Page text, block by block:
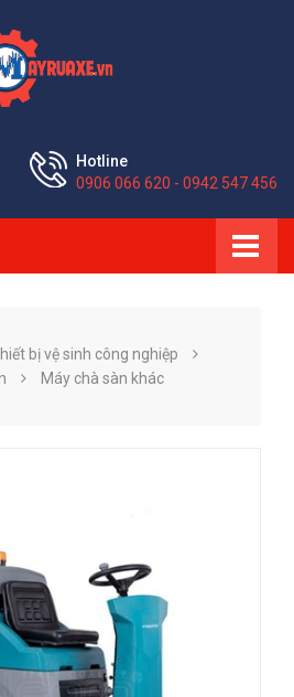
Hotline
0906 066 620 - 0942 547 456
bị vệ sinh công nghiệp
Máy chà sàn khác